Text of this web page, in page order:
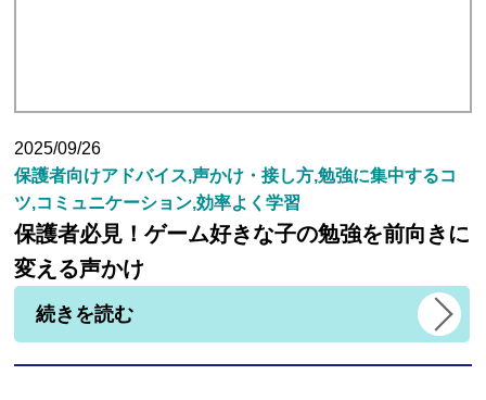
2025/09/26
保護者向けアドバイス,声かけ・接し方,勉強に集中するコ
ツ,コミュニケーション,効率よく学習
保護者必見！ゲーム好きな子の勉強を前向きに
変える声かけ
続きを読む